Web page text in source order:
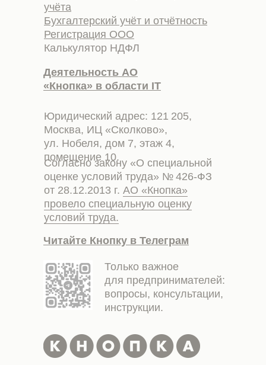
учёта
Бухгалтерский учёт и отчётность
Регистрация ООО
Калькулятор НДФЛ
Деятельность АО
«Кнопка» в области IT
Юридический адрес: 121 205,
Москва, ИЦ «Сколково»,
ул. Нобеля, дом 7, этаж 4,
помещение 10.
Согласно закону «О специальной
оценке условий труда» № 426-ФЗ
от 28.12.2013 г. АО «Кнопка»
провело специальную оценку
условий труда.
Читайте Кнопку в Телеграм
Только важное
для предпринимателей:
вопросы, консультации,
инструкции.